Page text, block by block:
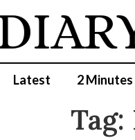
Latest 2 Minutes
Tag: